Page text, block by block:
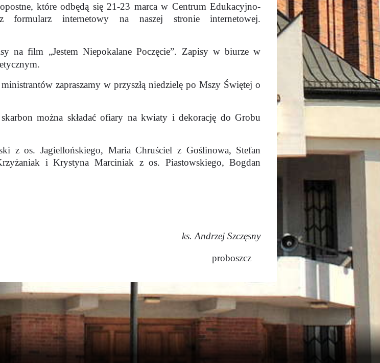
które odbędą się 21-23 marca w Centrum Edukacyjno-
formularz internetowy na naszej stronie internetowej.
na film „Jestem Niepokalane Poczęcie”. Zapisy w biurze w
zapraszamy w przyszłą niedzielę po Mszy Świętej o
można składać ofiary na kwiaty i dekorację do Grobu
z os. Jagiellońskiego, Maria Chruściel z Goślinowa, Stefan
i Krystyna Marciniak z os. Piastowskiego, Bogdan
ks. Andrzej Szczęsny
proboszcz